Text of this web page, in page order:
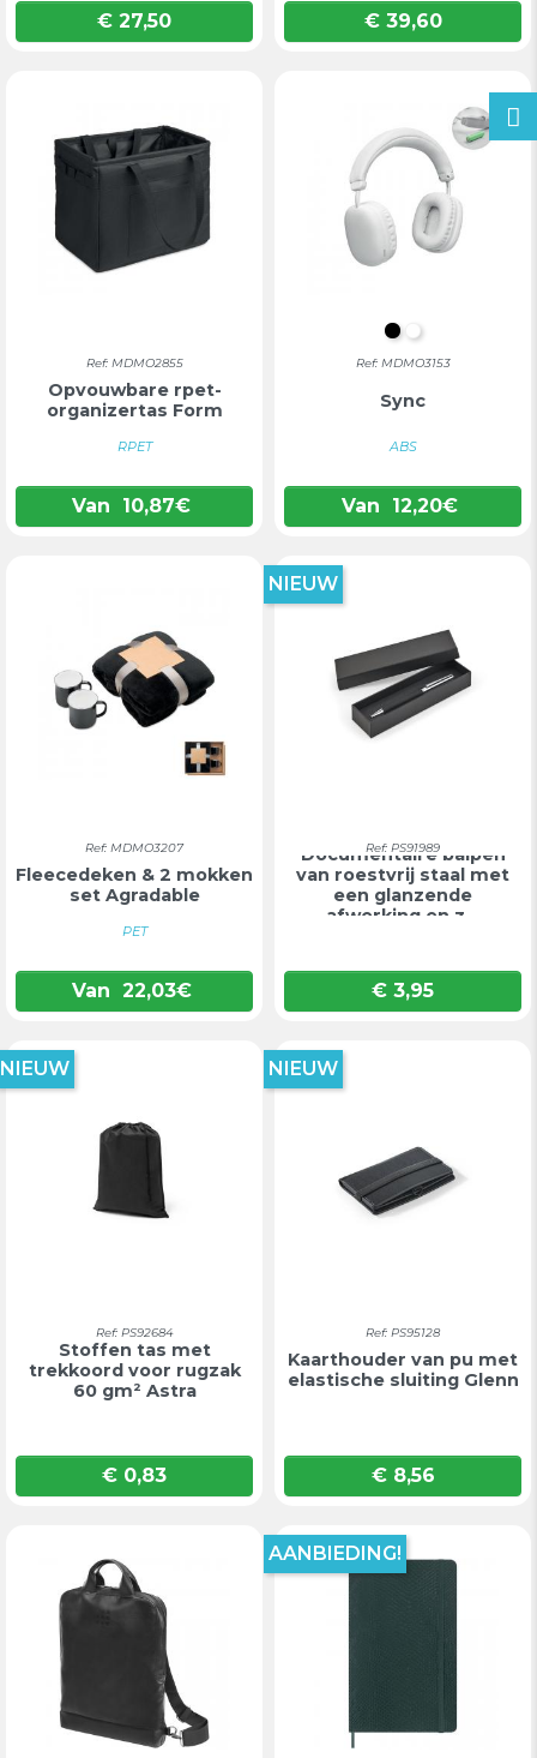
Prijs
€ 27,50
Prijs
€ 39,60
Ref: MDMO2855
Opvouwbare rpet-
organizertas Form
RPET
Van 10,87€
ZWART
WIT
Ref: MDMO3153
Sync
ABS
Van 12,20€
Ref: MDMO3207
Fleecedeken & 2 mokken
set Agradable
PET
Van 22,03€
Ref: PS91989
Documentaire balpen
van roestvrij staal met
een glanzende
afwerking en z...
Prijs
€ 3,95
NIEUW
Ref: PS92684
Stoffen tas met
trekkoord voor rugzak
60 gm² Astra
Prijs
€ 0,83
NIEUW
Ref: PS95128
Kaarthouder van pu met
elastische sluiting Glenn
Prijs
€ 8,56
NIEUW
AANBIEDING!